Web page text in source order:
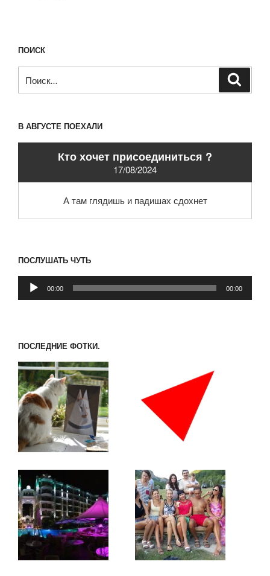
ПОИСК
В АВГУСТЕ ПОЕХАЛИ
Кто хочет присоединиться ?
17/08/2024
А там глядишь и падишах сдохнет
ПОСЛУШАТЬ ЧУТЬ
Аудиоплеер
00:00 00:00
ПОСЛЕДНИЕ ФОТКИ.